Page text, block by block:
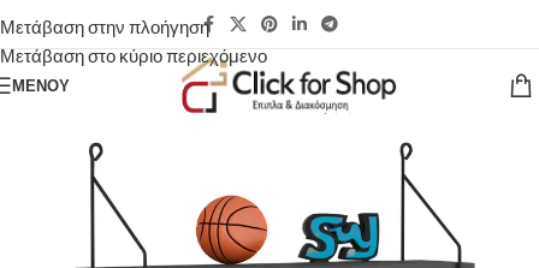
Μετάβαση στην πλοήγηση
Μετάβαση στο κύριο περιεχόμενο
ΜΕΝΟΎ